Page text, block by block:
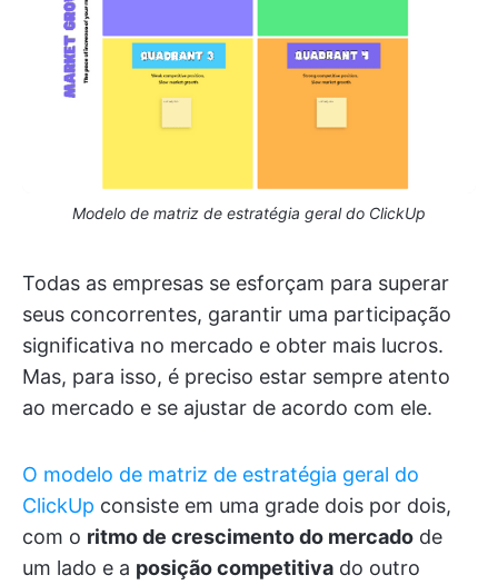
Modelo de matriz de estratégia geral do ClickUp
Todas as empresas se esforçam para superar
seus concorrentes, garantir uma participação
significativa no mercado e obter mais lucros.
Mas, para isso, é preciso estar sempre atento
ao mercado e se ajustar de acordo com ele.
O modelo de matriz de estratégia geral do
ClickUp consiste em uma grade dois por dois,
com o ritmo de crescimento do mercado de
um lado e a posição competitiva do outro